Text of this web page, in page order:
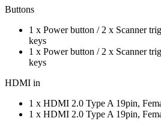
Buttons
1 x Power button / 2 x Scanner
keys
1 x Power button / 2 x Scanner
keys
HDMI in
1 x HDMI 2.0 Type A 19pin,
1 x HDMI 2.0 Type A 19pin,